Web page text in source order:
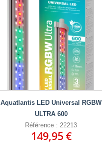
Aquatlantis LED Universal RGBW
ULTRA 600
Référence : 22213
149,95 €